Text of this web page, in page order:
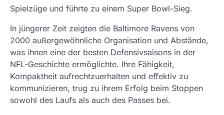
Spielzüge und führte zu einem Super Bowl-Sieg.
In jüngerer Zeit zeigten die Baltimore Ravens von
2000 außergewöhnliche Organisation und Abstände,
was ihnen eine der besten Defensivsaisons in der
NFL-Geschichte ermöglichte. Ihre Fähigkeit,
Kompaktheit aufrechtzuerhalten und effektiv zu
kommunizieren, trug zu ihrem Erfolg beim Stoppen
sowohl des Laufs als auch des Passes bei.